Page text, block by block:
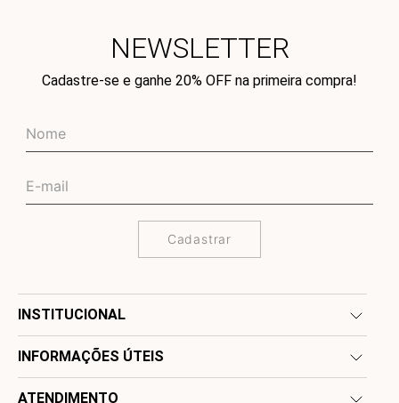
NEWSLETTER
Cadastre-se e ganhe 20% OFF na primeira compra!
Cadastrar
INSTITUCIONAL
INFORMAÇÕES ÚTEIS
ATENDIMENTO